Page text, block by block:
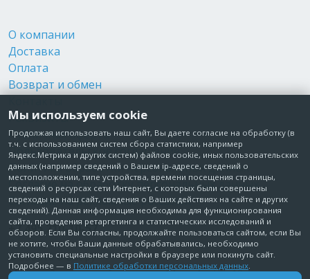
О компании
Доставка
Оплата
Возврат и обмен
Реквизиты
Публичная оферта
Пользовательское соглашение
Политика обработки персональных данных
Согласие на обработку персональных данных
Согласие на рекламные рассылки
+7 495 210-10-57
© Забота о Вас.ру
Москва, Электродный проезд, д. 14 стр.1 офис 18
Мы используем cookie
Продолжая использовать наш сайт, Вы даете согласие на обработку (в
т.ч. с использованием систем сбора статистики, например
Яндекс.Метрика и других систем) файлов cookie, иных пользовательских
данных (например сведений о Вашем ip-адресе, сведений о
местоположении, типе устройства, времени посещения страницы,
сведений о ресурсах сети Интернет, с которых были совершены
переходы на наш сайт, сведения о Ваших действиях на сайте и других
сведений). Данная информация необходима для функционирования
сайта, проведения ретаргетинга и статистических исследований и
обзоров. Если Вы согласны, продолжайте пользоваться сайтом, если Вы
не хотите, чтобы Ваши данные обрабатывались, необходимо
установить специальные настройки в браузере или покинуть сайт.
Подробнее — в Политике обработки персональных данных.